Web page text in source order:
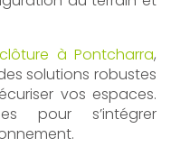
à Pontcharra,
solutions robustes
vos espaces.
pour s’intégrer